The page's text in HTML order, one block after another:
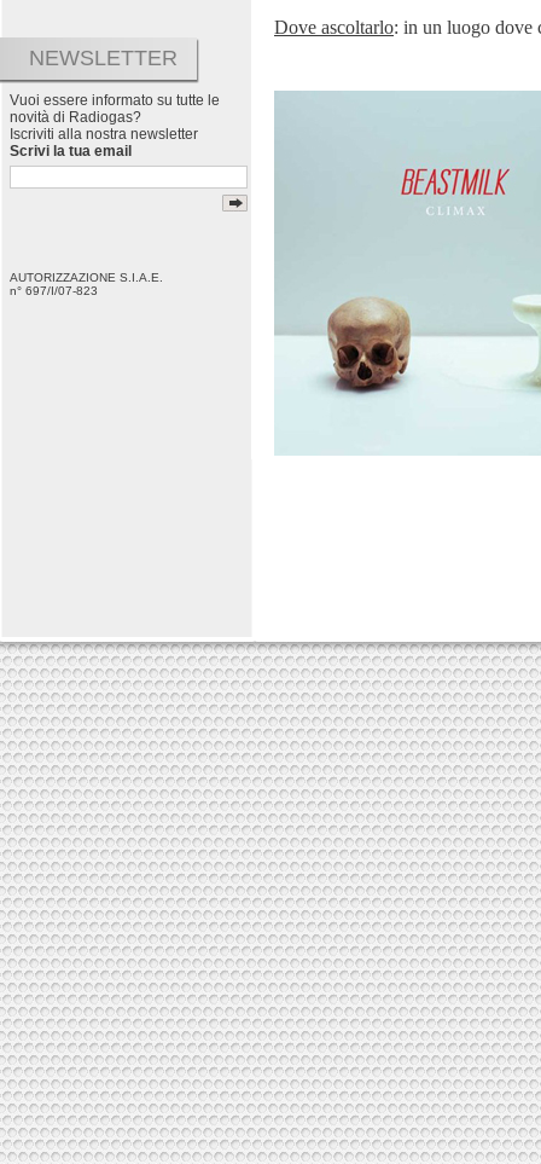
NEWSLETTER
Vuoi essere informato su tutte le
novità di Radiogas?
Iscriviti alla nostra newsletter
Scrivi la tua email
AUTORIZZAZIONE S.I.A.E.
n° 697/I/07-823
Dove ascoltarlo: in un luogo dove